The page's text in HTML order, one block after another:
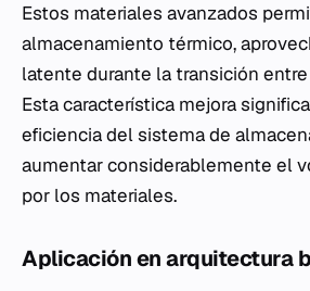
Estos materiales avanzados
almacenamiento térmico,
latente durante la transición
Esta característica mejora
eficiencia del sistema de
aumentar considerablemente el
por los materiales.
Aplicación en arquitectura